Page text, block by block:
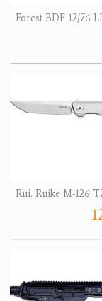
Forest BDF 12/76
Rui. Ruike M-126